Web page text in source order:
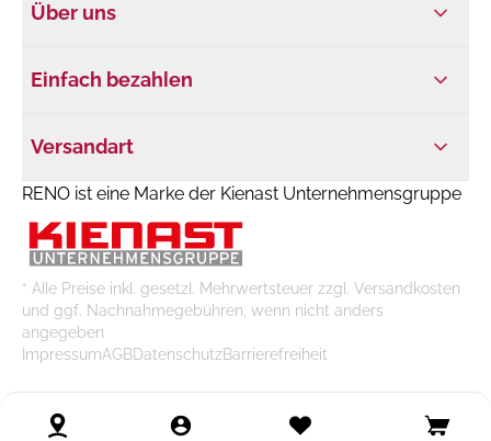
Über uns
Einfach bezahlen
Versandart
RENO ist eine Marke der Kienast Unternehmensgruppe
* Alle Preise inkl. gesetzl. Mehrwertsteuer zzgl. Versandkosten
und ggf. Nachnahmegebühren, wenn nicht anders
angegeben
ImpressumAGBDatenschutzBarrierefreiheit